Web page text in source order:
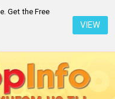
Get the Free
VIEW